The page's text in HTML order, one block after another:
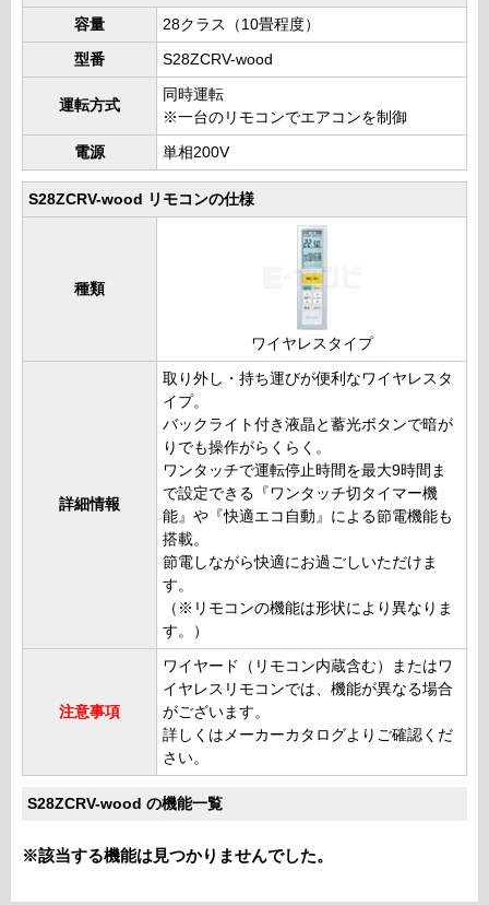
容量 28クラス（10畳程度）
型番 S28ZCRV-wood
運転方式
同時運転
※一台のリモコンでエアコンを制御
電源 単相200V
S28ZCRV-wood リモコンの仕様
種類
ワイヤレスタイプ
詳細情報
取り外し・持ち運びが便利なワイヤレスタ
イプ。
バックライト付き液晶と蓄光ボタンで暗が
りでも操作がらくらく。
ワンタッチで運転停止時間を最大9時間ま
で設定できる『ワンタッチ切タイマー機
能』や『快適エコ自動』による節電機能も
搭載。
節電しながら快適にお過ごしいただけま
す。
（※リモコンの機能は形状により異なりま
す。）
注意事項
ワイヤード（リモコン内蔵含む）またはワ
イヤレスリモコンでは、機能が異なる場合
がございます。
詳しくはメーカーカタログよりご確認くだ
さい。
S28ZCRV-wood の機能一覧
※該当する機能は見つかりませんでした。